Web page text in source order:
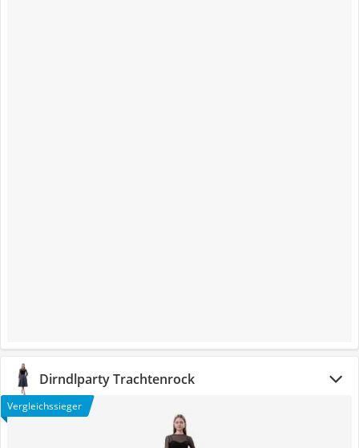
Dirndlparty Trachtenrock
Vergleichssieger